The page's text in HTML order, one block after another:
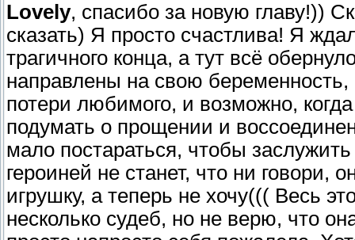
Lovely, спасибо за новую главу!))
сказать) Я просто счастлива! Я
трагичного конца, а тут всё
направлены на свою
потери любимого, и возможно,
подумать о прощении и
мало постараться, чтобы
героиней не станет, что ни говори,
игрушку, а теперь не хочу((( Весь
несколько судеб, но не верю, что